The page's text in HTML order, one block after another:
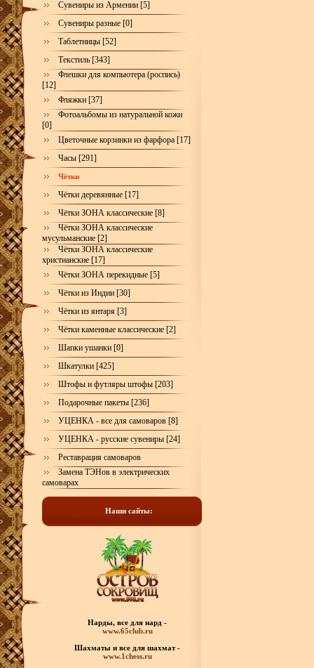
Сувениры из Армении [5]
Сувениры разные [0]
Таблетницы [52]
Текстиль [343]
Флешки для компьютера (роспись)
[12]
Фляжки [37]
Фотоальбомы из натуральной кожи
[0]
Цветочные корзинки из фарфора [17]
Часы [291]
Чётки
Чётки деревянные [17]
Чётки ЗОНА классические [8]
Чётки ЗОНА классические
мусульманские [2]
Чётки ЗОНА классические
христианские [17]
Чётки ЗОНА перекидные [5]
Чётки из Индии [30]
Чётки из янтаря [3]
Чётки каменные классические [2]
Шапки ушанки [0]
Шкатулки [425]
Штофы и футляры штофы [203]
Подарочные пакеты [236]
УЦЕНКА - все для самоваров [8]
УЦЕНКА - русские сувениры [24]
Реставрация самоваров
Замена ТЭНов в электрических
самоварах
Наши сайты:
Нарды, все для нард -
www.65club.ru
Шахматы и все для шахмат -
www.1chess.ru